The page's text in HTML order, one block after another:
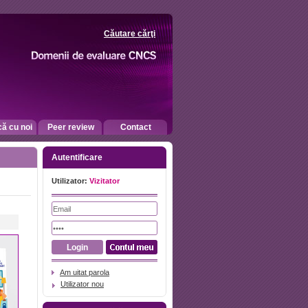
Căutare cărţi
cu noi Peer review Contact
Autentificare
Utilizator: Vizitator
Am uitat parola
Utilizator nou